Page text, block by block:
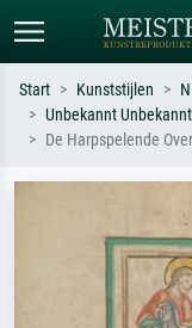
Standaard
Hokusai-golf, naakt.
Start Kunststijlen
Unbekannt Unbekannt
De Harpspelende